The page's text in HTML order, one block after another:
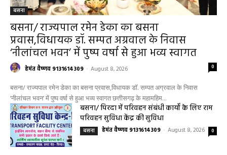
बसना
बसना/ राज्यपाल रमेन डेका का बसना
प्रवास,विधायक डॉ. सम्पत अग्रवाल के निवास
‘नीलांचल भवन’ में पुष्प वर्षा से हुआ भव्य स्वागत
हेमंत वैष्णव 9131614309 August 8, 2026 0
बसना/ राज्यपाल रमेन डेका का बसना प्रवास,विधायक डॉ. सम्पत अग्रवाल के निवास
‘नीलांचल भवन’ में पुष्प वर्षा से हुआ भव्य स्वागत छत्तीसगढ़ के महामहिम...
बसना/ पिरदा में परिवहन संबंधी कार्यों के लिए राम
परिवहन सुविधा केंद्र की सुविधा
बसना हेमंत वैष्णव 9131614309 August 8, 2026 0